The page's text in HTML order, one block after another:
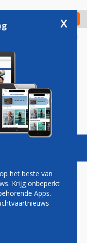
Check in
Vacatures
JAAR IN
x
het beste van
Krijg onbeperkt
Apps.